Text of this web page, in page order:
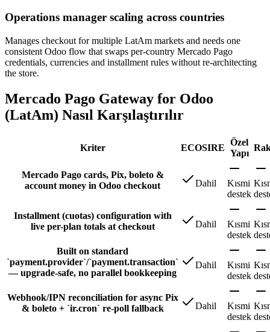
Operations manager scaling across countries
Manages checkout for multiple LatAm markets and needs one
consistent Odoo flow that swaps per-country Mercado Pago
credentials, currencies and installment rules without re-architecting
the store.
Mercado Pago Gateway for Odoo
(LatAm) Nasıl Karşılaştırılır
Kriter ECOSIRE
Özel
Yapı
Mercado Pago cards, Pix, boleto &
account money in Odoo checkout
Dahil
Kısmi
destek
Installment (cuotas) configuration with
live per-plan totals at checkout
Dahil
Kısmi
destek
Built on standard
`payment.provider`/`payment.transaction`
— upgrade-safe, no parallel bookkeeping
Dahil
Kısmi
destek
Webhook/IPN reconciliation for async Pix
& boleto + `ir.cron` re-poll fallback
Dahil
Kısmi
destek